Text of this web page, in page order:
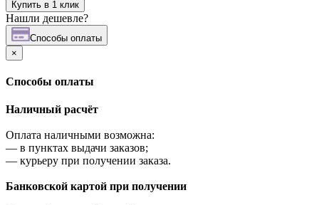
Купить в 1 клик
Нашли дешевле?
Cпособы оплаты
×
Cпособы оплаты
Наличный расчёт
Оплата наличными возможна:
— в пунктах выдачи заказов;
— курьеру при получении заказа.
Банковской картой при получении